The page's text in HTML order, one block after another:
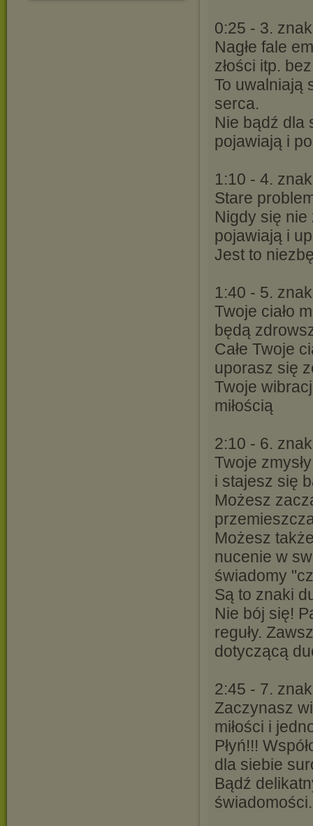
0:25 - 3. znak
Nagłe fale
złości itp.
To uwalniają
serca.
Nie bądź dla
pojawiają i
1:10 - 4. znak
Stare
Nigdy się nie
pojawiają i
Jest to
1:40 - 5. znak
Twoje ciało
będą
Całe Twoje
uporasz się
Twoje
miłością
2:10 - 6. znak
Twoje
i stajesz się
Możesz
Możesz
nucenie w
świadomy
Są to znaki
Nie bój się!
reguły.
dotyczącą
2:45 - 7. znak
Zaczynasz
miłości i
Płyń!!!
dla siebie
Bądź
świadomości.